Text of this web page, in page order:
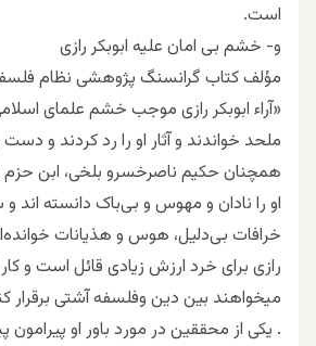
ﺍﺳﺖ.
و- خشم بی امان علیه ابوبکر رازی
مؤلف کتاب گرانسنگ پژوهشی نظام
«آراء ابوبکر رازی ﻣﻮﺟﺐ ﺧﺸﻢ ﻋﻠﻤﺎﯼ
ﻣﻠﺤﺪ ﺧﻮﺍﻧﺪﻧﺪ ﻭ ﺁﺛﺎﺭ ﺍﻭ ﺭﺍ ﺭﺩ ﮐﺮﺩﻧﺪ ﻭ ﺩﺳﺖ
همچنان حکیم ﻧﺎﺻﺮﺧﺴﺮﻭ بلخی، ﺍﺑﻦ
ﺍﻭ ﺭﺍ ﻧﺎﺩﺍﻥ ﻭ ﻣﻬﻮﺱ و ﺑﯽﺑﺎﮎ دانسته اند
ﺧﺮﺍﻓﺎﺕ ﺑﯽﺩﻟﻴﻞ، ﻫﻮﺱ ﻭ ﻫﺬﻳﺎﻧﺎﺕ
ﺭﺍﺯﯼ ﺑﺮﺍﯼ ﺧﺮﺩ ﺍﺭﺯﺵ ﺯﻳﺎﺩﯼ ﻗﺎﺋﻞ ﺍﺳﺖ ﻭ
ﻣﻴﺨﻮﺍﻫﻨﺪ ﺑﻴﻦ ﺩﻳﻦ ﻭﻓﻠﺴﻔﻪ ﺁﺷﺘﯽ ﺑﺮﻗﺮﺍﺭ
. ﯾﮑﯽ ﺍﺯ ﻣﺤﻘﻘﯿﻦ ﺩﺭ ﻣﻮﺭﺩ ﺑﺎﻭﺭ ﺍﻭ